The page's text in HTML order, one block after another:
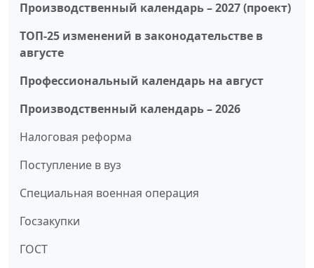
Производственный календарь – 2027 (проект)
ТОП-25 изменений в законодательстве в
августе
Профессиональный календарь на август
Производственный календарь – 2026
Налоговая реформа
Поступление в вуз
Специальная военная операция
Госзакупки
ГОСТ